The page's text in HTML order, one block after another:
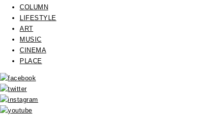
COLUMN
LIFESTYLE
ART
MUSIC
CINEMA
PLACE